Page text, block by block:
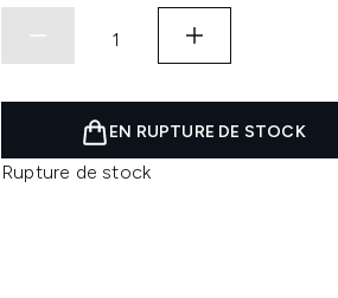
EN RUPTURE DE STOCK
Rupture de stock